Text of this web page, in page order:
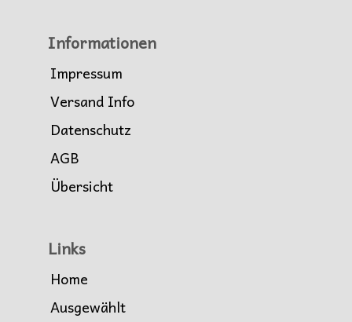
Informationen
Impressum
Versand Info
Datenschutz
AGB
Übersicht
Links
Home
Ausgewählt